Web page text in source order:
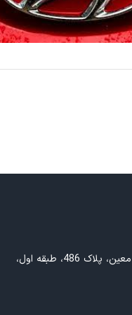
تهران، خیابان آزادی، نبش استاد معین، پلاک 486، طبقه اول،